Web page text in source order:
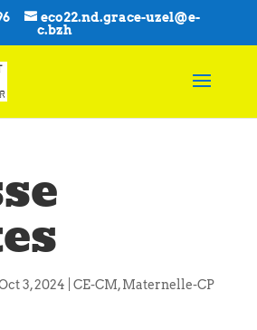
eco22.nd.grace-uzel@e-
c.bzh
3, 2024 CE-CM,Maternelle-CP